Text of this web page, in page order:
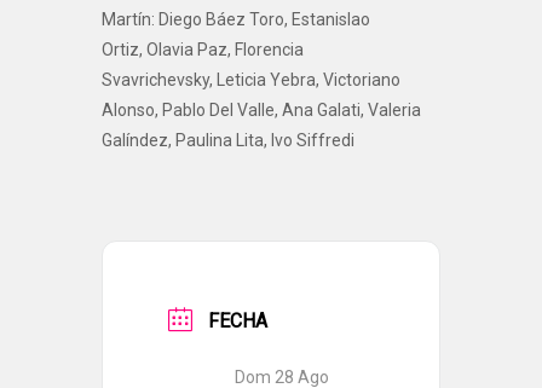
Martín: Diego Báez Toro, Estanislao
Ortiz, Olavia Paz, Florencia
Svavrichevsky, Leticia Yebra, Victoriano
Alonso, Pablo Del Valle, Ana Galati, Valeria
Galíndez, Paulina Lita, Ivo Siffredi
FECHA
Dom 28 Ago